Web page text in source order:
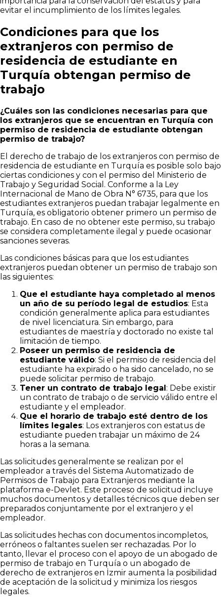
evitar el incumplimiento de los límites legales.
Condiciones para que los
extranjeros con permiso de
residencia de estudiante en
Turquía obtengan permiso de
trabajo
¿Cuáles son las condiciones necesarias para que
los extranjeros que se encuentran en Turquía con
permiso de residencia de estudiante obtengan
permiso de trabajo?
El derecho de trabajo de los extranjeros con permiso de
residencia de estudiante en Turquía es posible solo bajo
ciertas condiciones y con el permiso del Ministerio de
Trabajo y Seguridad Social. Conforme a la Ley
Internacional de Mano de Obra N° 6735, para que los
estudiantes extranjeros puedan trabajar legalmente en
Turquía, es obligatorio obtener primero un permiso de
trabajo. En caso de no obtener este permiso, su trabajo
se considera completamente ilegal y puede ocasionar
sanciones severas.
Las condiciones básicas para que los estudiantes
extranjeros puedan obtener un permiso de trabajo son
las siguientes:
Que el estudiante haya completado al menos
un año de su período legal de estudios: Esta
condición generalmente aplica para estudiantes
de nivel licenciatura. Sin embargo, para
estudiantes de maestría y doctorado no existe tal
limitación de tiempo.
Poseer un permiso de residencia de
estudiante válido: Si el permiso de residencia del
estudiante ha expirado o ha sido cancelado, no se
puede solicitar permiso de trabajo.
Tener un contrato de trabajo legal: Debe existir
un contrato de trabajo o de servicio válido entre el
estudiante y el empleador.
Que el horario de trabajo esté dentro de los
límites legales: Los extranjeros con estatus de
estudiante pueden trabajar un máximo de 24
horas a la semana.
Las solicitudes generalmente se realizan por el
empleador a través del Sistema Automatizado de
Permisos de Trabajo para Extranjeros mediante la
plataforma e-Devlet. Este proceso de solicitud incluye
muchos documentos y detalles técnicos que deben ser
preparados conjuntamente por el extranjero y el
empleador.
Las solicitudes hechas con documentos incompletos,
erróneos o faltantes suelen ser rechazadas. Por lo
tanto, llevar el proceso con el apoyo de un abogado de
permiso de trabajo en Turquía o un abogado de
derecho de extranjeros en İzmir aumenta la posibilidad
de aceptación de la solicitud y minimiza los riesgos
legales.